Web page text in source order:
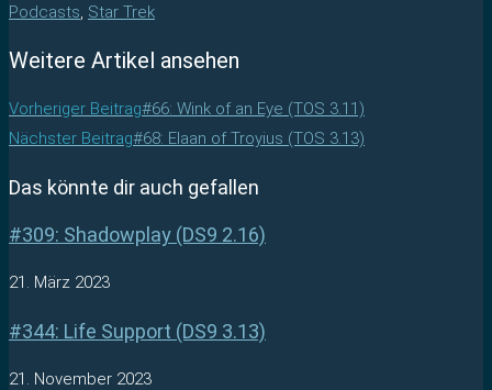
Podcasts, Star Trek
Weitere Artikel ansehen
Vorheriger Beitrag#66: Wink of an Eye (TOS 3.11)
Nächster Beitrag#68: Elaan of Troyius (TOS 3.13)
Das könnte dir auch gefallen
#309: Shadowplay (DS9 2.16)
21. März 2023
#344: Life Support (DS9 3.13)
21. November 2023